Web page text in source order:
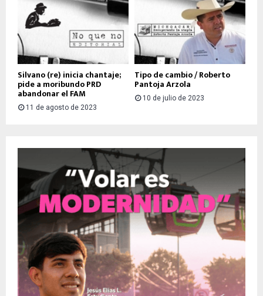
Silvano (re) inicia chantaje;
pide a moribundo PRD
abandonar el FAM
11 de agosto de 2023
Tipo de cambio / Roberto
Pantoja Arzola
10 de julio de 2023